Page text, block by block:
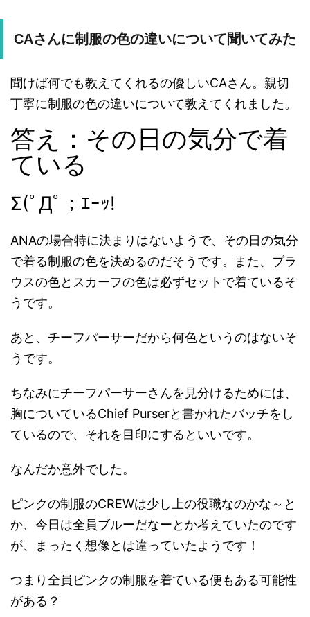
CAさんに制服の色の違いについて聞いてみた
聞けば何でも教えてくれるの優しいCAさん。親切
丁寧に制服の色の違いについて教えてくれました。
答え：その日の気分で着
ている
Σ(ﾟДﾟ；ｴｰｯ!
ANAの場合特に決まりはないようで、その日の気分
で着る制服の色を決めるのだそうです。また、ブラ
ウスの色とスカーフの色は必ずセットで着ているそ
うです。
あと、チーフパーサーだから何色というのはないそ
うです。
ちなみにチーフパーサーさんを見分けるためには、
胸についているChief Purserと書かれたバッチをし
ているので、それを目印にするといいです。
なんだか意外でした。
ピンクの制服のCREWは少し上の役職なのかな～と
か、今日は全員ブルーだなーとか考えていたのです
が、まったく想像とは違っていたようです！
つまり全員ピンクの制服を着ている便もある可能性
がある？